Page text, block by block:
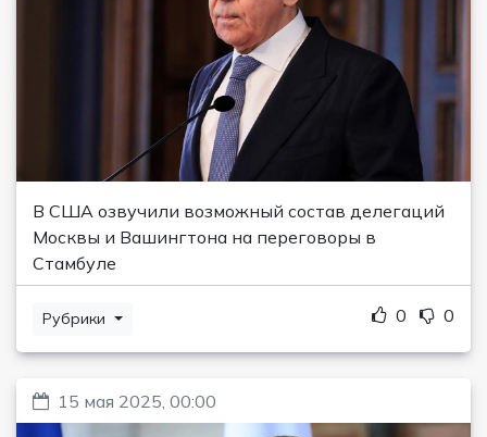
В США озвучили возможный состав делегаций
Москвы и Вашингтона на переговоры в
Стамбуле
Рубрики 0 0
15 мая 2025, 00:00